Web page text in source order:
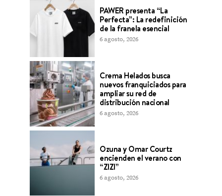
PAWER presenta “La
Perfecta”: La redefinición
de la franela esencial
6 agosto, 2026
Crema Helados busca
nuevos franquiciados para
ampliar su red de
distribución nacional
6 agosto, 2026
Ozuna y Omar Courtz
encienden el verano con
“ZIZI”
6 agosto, 2026